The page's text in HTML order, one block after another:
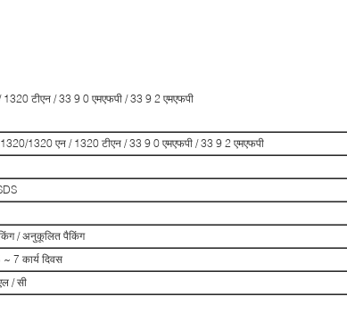
टीएन / 33 9 0 एमएफपी / 33 9 2 एमएफपी
1320 एन / 1320 टीएन / 33 9 0 एमएफपी / 33 9 2 एमएफपी
/ अनुकूलित पैकिंग
7 कार्य दिवस
/ सी